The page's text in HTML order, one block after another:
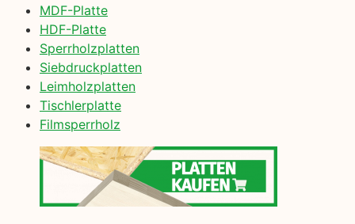
MDF-Platte
HDF-Platte
Sperrholzplatten
Siebdruckplatten
Leimholzplatten
Tischlerplatte
Filmsperrholz